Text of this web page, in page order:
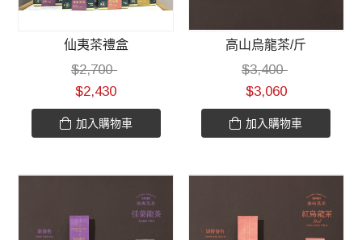
仙夷茶禮盒
$2,700
$2,430
加入購物車
高山烏龍茶/斤
$3,400
$3,060
加入購物車